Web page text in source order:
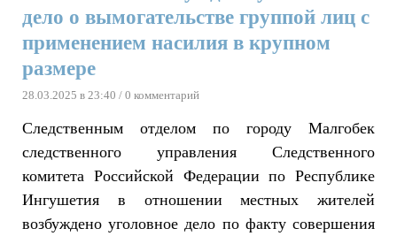
дело о вымогательстве группой лиц с
применением насилия в крупном
размере
28.03.2025 в 23:40 / 0 комментарий
Следственным отделом по городу Малгобек
следственного управления Следственного
комитета Российской Федерации по Республике
Ингушетия в отношении местных жителей
возбуждено уголовное дело по факту совершения